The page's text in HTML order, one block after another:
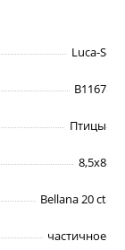
Luca-S
B1167
Птицы
8,5х8
Bellana 20 ct
частичное